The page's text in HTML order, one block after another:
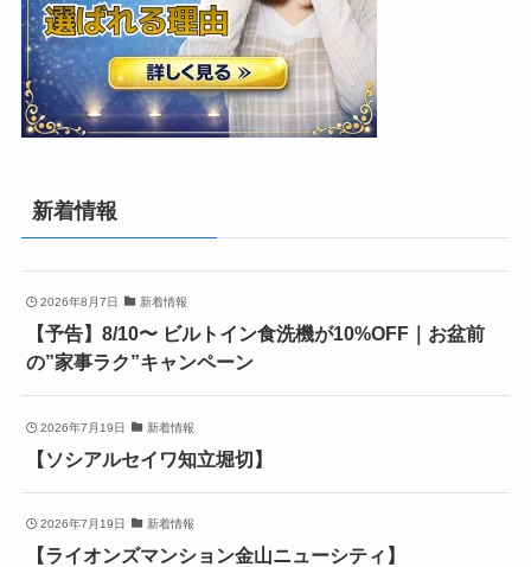
新着情報
2026年8月7日 新着情報
【予告】8/10〜 ビルトイン食洗機が10%OFF｜お盆前
の”家事ラク”キャンペーン
2026年7月19日 新着情報
【ソシアルセイワ知立堀切】
2026年7月19日 新着情報
【ライオンズマンション金山ニューシティ】